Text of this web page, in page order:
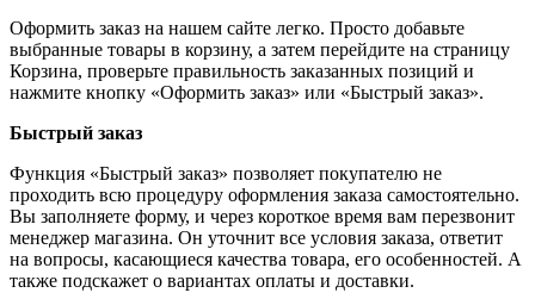
Оформить заказ на нашем сайте легко. Просто добавьте
выбранные товары в корзину, а затем перейдите на страницу
Корзина, проверьте правильность заказанных позиций и
нажмите кнопку «Оформить заказ» или «Быстрый заказ».
Быстрый заказ
Функция «Быстрый заказ» позволяет покупателю не
проходить всю процедуру оформления заказа самостоятельно.
Вы заполняете форму, и через короткое время вам перезвонит
менеджер магазина. Он уточнит все условия заказа, ответит
на вопросы, касающиеся качества товара, его особенностей. А
также подскажет о вариантах оплаты и доставки.